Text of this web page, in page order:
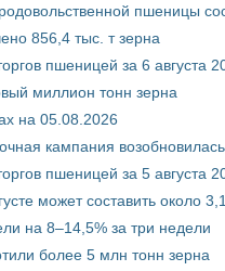
пшеницы
856,4 тыс. т зерна
пшеницей за 6 августа
миллион тонн зерна
на 05.08.2026
кампания
пшеницей за 5 августа
может составить около
на 8–14,5% за три недели
более 5 млн тонн зерна